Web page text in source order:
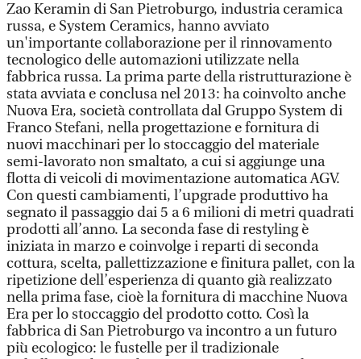
Zao Keramin di San Pietroburgo, industria ceramica
russa, e System Ceramics, hanno avviato
un'importante collaborazione per il rinnovamento
tecnologico delle automazioni utilizzate nella
fabbrica russa. La prima parte della ristrutturazione è
stata avviata e conclusa nel 2013: ha coinvolto anche
Nuova Era, società controllata dal Gruppo System di
Franco Stefani, nella progettazione e fornitura di
nuovi macchinari per lo stoccaggio del materiale
semi-lavorato non smaltato, a cui si aggiunge una
flotta di veicoli di movimentazione automatica AGV.
Con questi cambiamenti, l’upgrade produttivo ha
segnato il passaggio dai 5 a 6 milioni di metri quadrati
prodotti all’anno. La seconda fase di restyling è
iniziata in marzo e coinvolge i reparti di seconda
cottura, scelta, pallettizzazione e finitura pallet, con la
ripetizione dell’esperienza di quanto già realizzato
nella prima fase, cioè la fornitura di macchine Nuova
Era per lo stoccaggio del prodotto cotto. Così la
fabbrica di San Pietroburgo va incontro a un futuro
più ecologico: le fustelle per il tradizionale